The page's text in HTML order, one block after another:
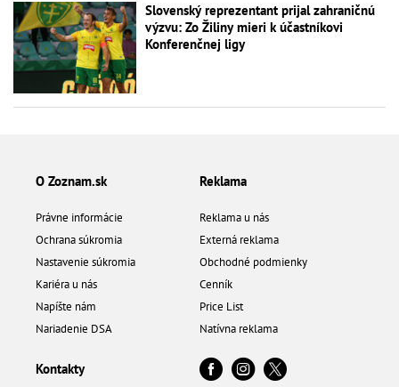
Slovenský reprezentant prijal zahraničnú
výzvu: Zo Žiliny mieri k účastníkovi
Konferenčnej ligy
O Zoznam.sk
Právne informácie
Ochrana súkromia
Nastavenie súkromia
Kariéra u nás
Napíšte nám
Nariadenie DSA
Reklama
Reklama u nás
Externá reklama
Obchodné podmienky
Cenník
Price List
Natívna reklama
Kontakty